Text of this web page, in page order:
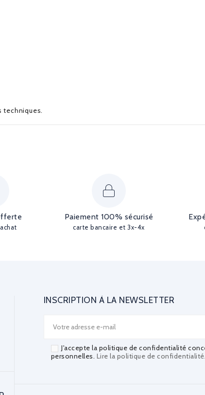
techniques.
Paiement 100% sécurisé
carte bancaire et 3x-4x
INSCRIPTION À LA NEWSLETTER
J'accepte la politique de confidentialité
personnelles. Lire la politique de confidentialité.